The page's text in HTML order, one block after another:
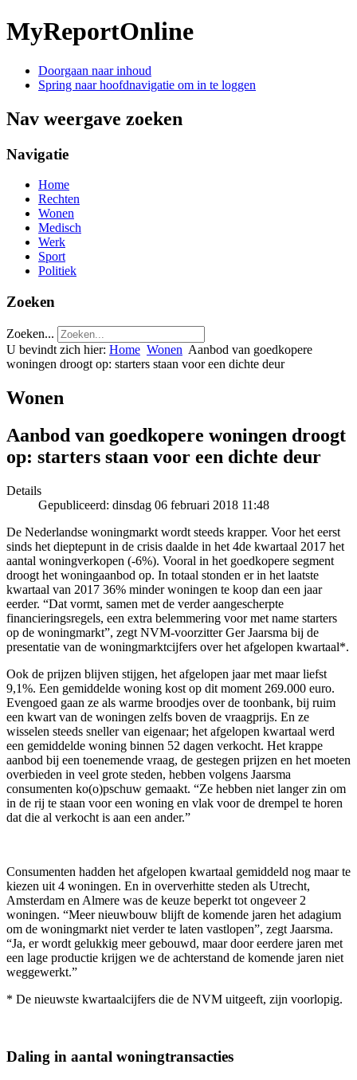
MyReportOnline
Doorgaan naar inhoud
Spring naar hoofdnavigatie om in te loggen
Nav weergave zoeken
Navigatie
Home
Rechten
Wonen
Medisch
Werk
Sport
Politiek
Zoeken
Zoeken...
U bevindt zich hier: Home Wonen Aanbod van goedkopere
woningen droogt op: starters staan voor een dichte deur
Wonen
Aanbod van goedkopere woningen droogt
op: starters staan voor een dichte deur
Details
Gepubliceerd: dinsdag 06 februari 2018 11:48
De Nederlandse woningmarkt wordt steeds krapper. Voor het eerst
sinds het dieptepunt in de crisis daalde in het 4de kwartaal 2017 het
aantal woningverkopen (-6%). Vooral in het goedkopere segment
droogt het woningaanbod op. In totaal stonden er in het laatste
kwartaal van 2017 36% minder woningen te koop dan een jaar
eerder. “Dat vormt, samen met de verder aangescherpte
financieringsregels, een extra belemmering voor met name starters
op de woningmarkt”, zegt NVM-voorzitter Ger Jaarsma bij de
presentatie van de woningmarktcijfers over het afgelopen kwartaal*.
Ook de prijzen blijven stijgen, het afgelopen jaar met maar liefst
9,1%. Een gemiddelde woning kost op dit moment 269.000 euro.
Evengoed gaan ze als warme broodjes over de toonbank, bij ruim
een kwart van de woningen zelfs boven de vraagprijs. En ze
wisselen steeds sneller van eigenaar; het afgelopen kwartaal werd
een gemiddelde woning binnen 52 dagen verkocht. Het krappe
aanbod bij een toenemende vraag, de gestegen prijzen en het moeten
overbieden in veel grote steden, hebben volgens Jaarsma
consumenten ko(o)pschuw gemaakt. “Ze hebben niet langer zin om
in de rij te staan voor een woning en vlak voor de drempel te horen
dat die al verkocht is aan een ander.”
Consumenten hadden het afgelopen kwartaal gemiddeld nog maar te
kiezen uit 4 woningen. En in oververhitte steden als Utrecht,
Amsterdam en Almere was de keuze beperkt tot ongeveer 2
woningen. “Meer nieuwbouw blijft de komende jaren het adagium
om de woningmarkt niet verder te laten vastlopen”, zegt Jaarsma.
“Ja, er wordt gelukkig meer gebouwd, maar door eerdere jaren met
een lage productie krijgen we de achterstand de komende jaren niet
weggewerkt.”
* De nieuwste kwartaalcijfers die de NVM uitgeeft, zijn voorlopig.
Daling in aantal woningtransacties